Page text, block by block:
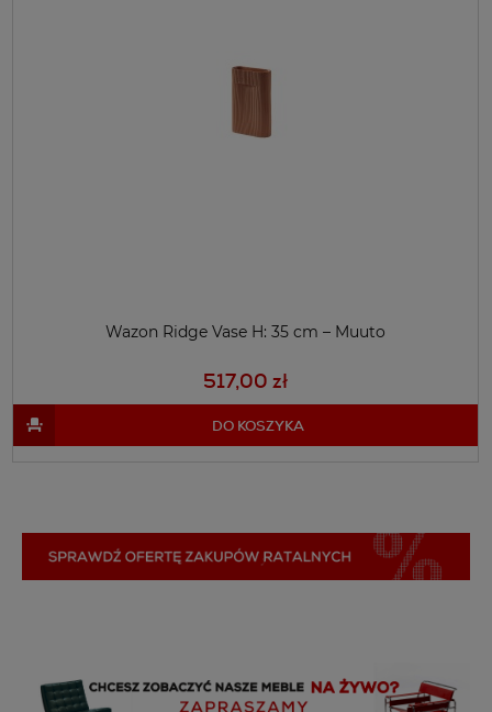
Wazon Ridge Vase H: 35 cm – Muuto
517,00 zł
DO KOSZYKA